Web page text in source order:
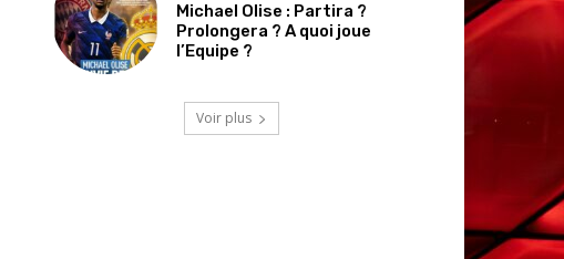
Michael Olise : Partira ?
Prolongera ? A quoi joue
l’Equipe ?
Voir plus